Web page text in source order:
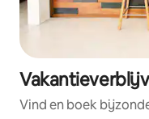
Vind en boek